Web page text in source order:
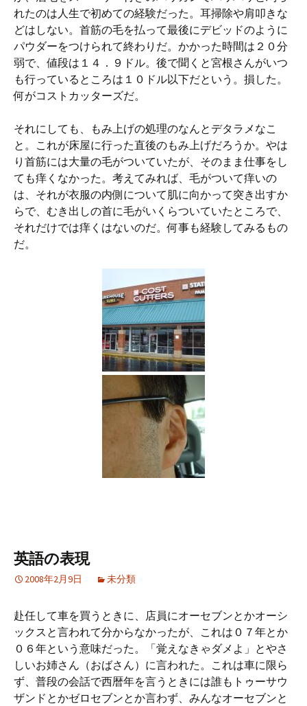
れたのは人生で初めての経験だった。耳掃除や肩叩きな
どはしない。首筋の毛を払って最後にデビッドのように
パウダーをつけられて終わりだ。かかった時間は２０分
弱で、値段は１４．９ドル。後で聞くと宮根さんがいつ
も行っているところは１０ドル以下だという。損した。
何がコストカッターズだ。
それにしても、もみ上げの処理のなんとデタラメなこ
と。これが床屋に行った直後のもみ上げだろうか。やは
り首筋には大量の毛がついていたが、そのまま仕事をし
ても痒くなかった。考えてみれば、毛がついて痒いの
は、それが衣服の内側について肌に向かって突き出すか
らで、むき出しの首に毛がいくらついていたところで、
それだけでは痒くはないのだ。何事も経験してみるもの
だ。
英語の表現
2008年2月9日 未分類
赴任して車を買うときに、店員にオーセブンとかオーシ
ックスと言われて分からなかったが、これは０７年とか
０６年という意味だった。「覚えなきゃダメよ」とやさ
しいお姉さん（おばさん）に言われた。これは車に限ら
ず、普段の会話で西暦年を言うときには誰もトゥーサウ
ザンドとかゼロセブンとか言わず、みんなオーセブンと